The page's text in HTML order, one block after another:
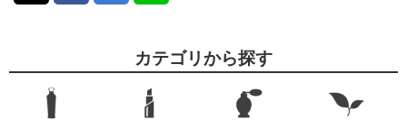
カテゴリから探す